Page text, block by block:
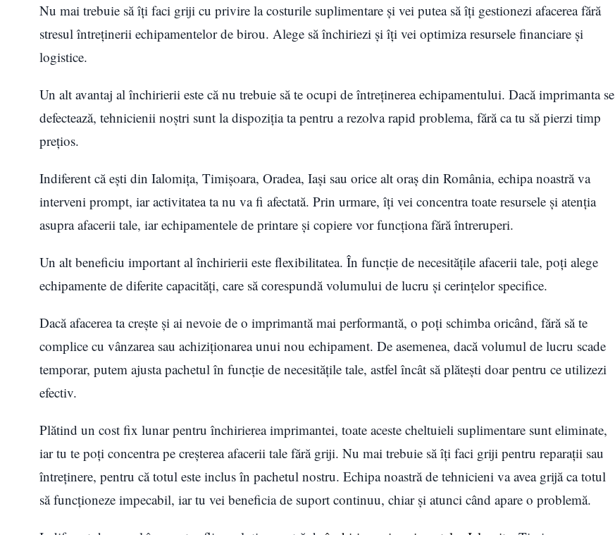
Nu mai trebuie să îți faci griji cu privire la costurile suplimentare și vei putea să îți gestionezi afacerea fără
stresul întreținerii echipamentelor de birou. Alege să închiriezi și îți vei optimiza resursele financiare și
logistice.
Un alt avantaj al închirierii este că nu trebuie să te ocupi de întreținerea echipamentului. Dacă imprimanta se
defectează, tehnicienii noștri sunt la dispoziția ta pentru a rezolva rapid problema, fără ca tu să pierzi timp
prețios.
Indiferent că ești din Ialomița, Timișoara, Oradea, Iași sau orice alt oraș din România, echipa noastră va
interveni prompt, iar activitatea ta nu va fi afectată. Prin urmare, îți vei concentra toate resursele și atenția
asupra afacerii tale, iar echipamentele de printare și copiere vor funcționa fără întreruperi.
Un alt beneficiu important al închirierii este flexibilitatea. În funcție de necesitățile afacerii tale, poți alege
echipamente de diferite capacități, care să corespundă volumului de lucru și cerințelor specifice.
Dacă afacerea ta crește și ai nevoie de o imprimantă mai performantă, o poți schimba oricând, fără să te
complice cu vânzarea sau achiziționarea unui nou echipament. De asemenea, dacă volumul de lucru scade
temporar, putem ajusta pachetul în funcție de necesitățile tale, astfel încât să plătești doar pentru ce utilizezi
efectiv.
Plătind un cost fix lunar pentru închirierea imprimantei, toate aceste cheltuieli suplimentare sunt eliminate,
iar tu te poți concentra pe creșterea afacerii tale fără griji. Nu mai trebuie să îți faci griji pentru reparații sau
întreținere, pentru că totul este inclus în pachetul nostru. Echipa noastră de tehnicieni va avea grijă ca totul
să funcționeze impecabil, iar tu vei beneficia de suport continuu, chiar și atunci când apare o problemă.